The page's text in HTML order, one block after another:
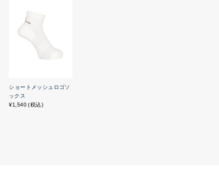
ショートメッシュロゴソ
ックス
¥1,540 (税込)